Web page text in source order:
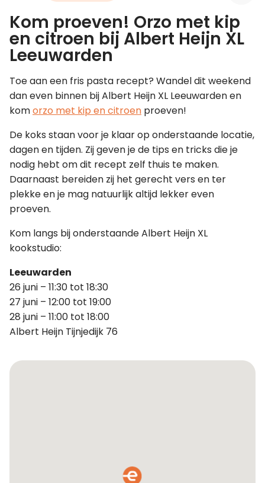
Leer koken als een chef
Kom proeven! Orzo met kip
en citroen bij Albert Heijn XL
Leeuwarden
Toe aan een fris pasta recept? Wandel dit weekend
dan even binnen bij Albert Heijn XL Leeuwarden en
komorzo met kip en citroen proeven!
De koks staan voor je klaar op onderstaande locatie,
dagen en tijden. Zij geven je de tips en tricks die je
nodig hebt om dit recept zelf thuis te maken.
Daarnaast bereiden zij het gerecht vers en ter
plekke en je mag natuurlijk altijd lekker even
proeven.
Kom langs bij onderstaande Albert Heijn XL
kookstudio:
Leeuwarden
26 juni – 11:30 tot 18:30
27 juni – 12:00 tot 19:00
28 juni – 11:00 tot 18:00
Albert Heijn Tijnjedijk 76